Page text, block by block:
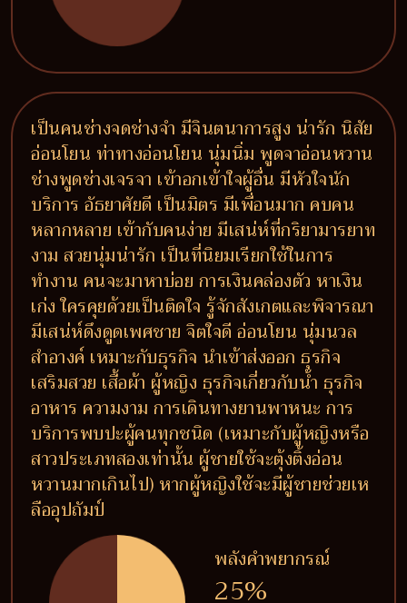
เป็นคนช่างจดช่างจำ มีจินตนาการสูง น่ารัก นิสัย
อ่อนโยน ท่าทางอ่อนโยน นุ่มนิ่ม พูดจาอ่อนหวาน
ช่างพูดช่างเจรจา เข้าอกเข้าใจผู้อื่น มีหัวใจนัก
บริการ อัธยาศัยดี เป็นมิตร มีเพื่อนมาก คบคน
หลากหลาย เข้ากับคนง่าย มีเสน่ห์ที่กริยามารยาท
งาม สวยนุ่มน่ารัก เป็นที่นิยมเรียกใช้ในการ
ทำงาน คนจะมาหาบ่อย การเงินคล่องตัว หาเงิน
เก่ง ใครคุยด้วยเป็นติดใจ รู้จักสังเกตและพิจารณา
มีเสน่ห์ดึงดูดเพศชาย จิตใจดี อ่อนโยน นุ่มนวล
สำอางค์ เหมาะกับธุรกิจ นำเข้าส่งออก ธุรกิจ
เสริมสวย เสื้อผ้า ผู้หญิง ธุรกิจเกี่ยวกับน้ำ ธุรกิจ
อาหาร ความงาม การเดินทางยานพาหนะ การ
บริการพบปะผู้คนทุกชนิด (เหมาะกับผู้หญิงหรือ
สาวประเภทสองเท่านั้น ผู้ชายใช้จะตุ้งติ้งอ่อน
หวานมากเกินไป) หากผู้หญิงใช้จะมีผู้ชายช่วยเห
ลืออุปถัมป์
พลังคำพยากรณ์
25%